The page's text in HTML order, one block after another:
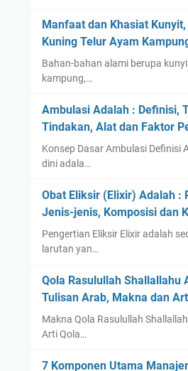
Manfaat dan Khasiat
Kuning Telur Ayam
Bahan-bahan alami berupa
kampung,…
Ambulasi Adalah : Definisi,
Tindakan, Alat dan Faktor
Konsep Dasar Ambulasi Definisi
dini adala…
Obat Eliksir (Elixir) Adalah :
Jenis-jenis, Komposisi dan
Pengertian Eliksir Elixir adalah
larutan yan…
Qola Rasulullah Shallallahu
Tulisan Arab, Makna dan
Makna Qola Rasulullah
Arti Qola…
7 Komponen Utama